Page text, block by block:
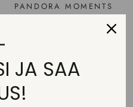
PANDORA MOMENTS
DISNEY STITCH
RANNEKORU 593738C01
hinta
JA SAA